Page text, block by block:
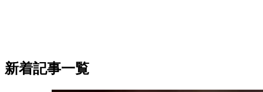
新着記事一覧